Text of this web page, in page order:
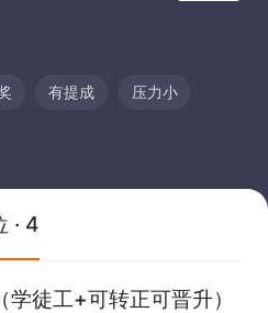
有提成 压力小
· 4
徒工+可转正可晋升）